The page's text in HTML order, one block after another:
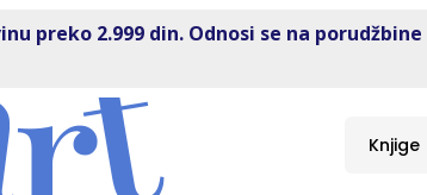
preko 2.999 din. Odnosi se na
Knjige